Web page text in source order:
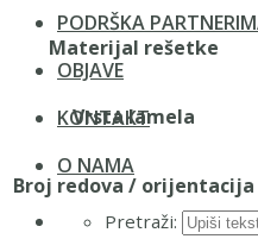
PODRŠKA
OBJAVE
KONTAKT
O NAMA
Pretraži:
Materijal rešetke
Vrsta lamela
Broj redova / orijentacija